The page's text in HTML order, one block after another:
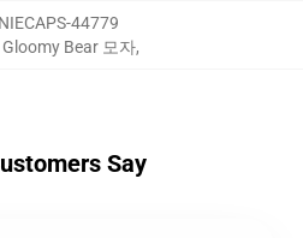
44779
Gloomy Bear 모자,
Say